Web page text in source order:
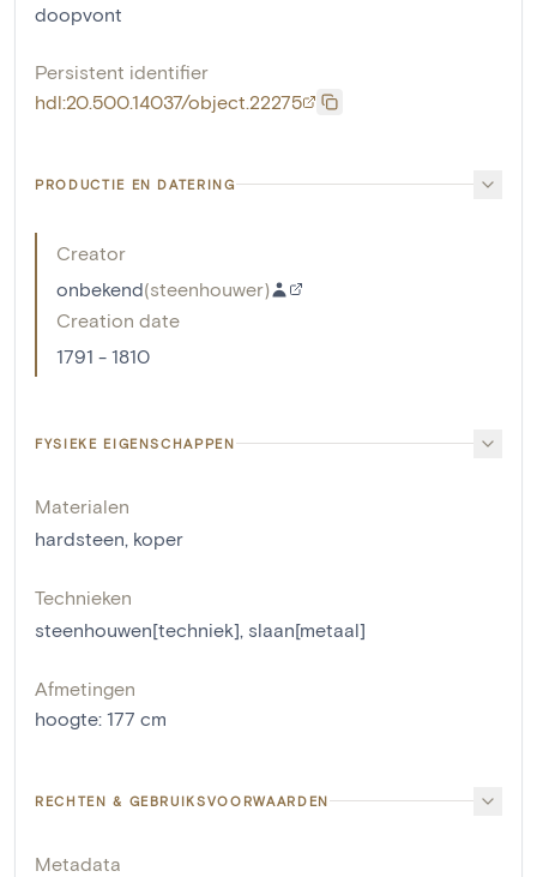
doopvont
Persistent identifier
hdl:20.500.14037/object.22275
PRODUCTIE EN DATERING
Creator
onbekend(steenhouwer)
Creation date
1791 - 1810
FYSIEKE EIGENSCHAPPEN
Materialen
hardsteen koper
Technieken
steenhouwen[techniek] slaan[metaal]
Afmetingen
hoogte: 177 cm
RECHTEN & GEBRUIKSVOORWAARDEN
Metadata